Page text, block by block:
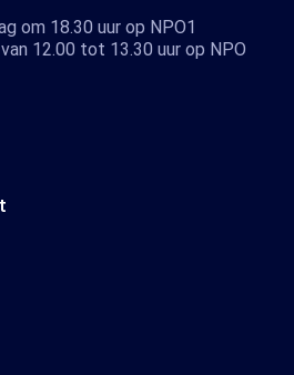
om 18.30 uur op NPO1
12.00 tot 13.30 uur op NPO